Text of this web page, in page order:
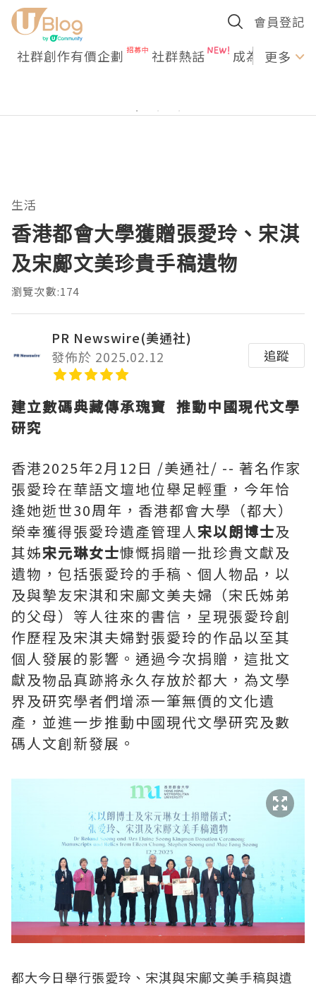
會員登記
社群創作有價企劃 社群熱話 成為U更多
生活
香港都會大學獲贈張愛玲、宋淇
及宋鄺文美珍貴手稿遺物
瀏覽次數:174
PR Newswire(美通社)
發佈於 2025.02.12
追蹤
建立數碼典藏傳承瑰寶 推動中國現代文學
研究
香港2025年2月12日 /美通社/ -- 著名作家
張愛玲在華語文壇地位舉足輕重，今年恰
逢她逝世30周年，香港都會大學（都大）
榮幸獲得張愛玲遺產管理人宋以朗博士及
其姊宋元琳女士慷慨捐贈一批珍貴文獻及
遺物，包括張愛玲的手稿、個人物品，以
及與摯友宋淇和宋鄺文美夫婦（宋氏姊弟
的父母）等人往來的書信，呈現張愛玲創
作歷程及宋淇夫婦對張愛玲的作品以至其
個人發展的影響。通過今次捐贈，這批文
獻及物品真跡將永久存放於都大，為文學
界及研究學者們增添一筆無價的文化遺
產，並進一步推動中國現代文學研究及數
碼人文創新發展。
都大今日舉行張愛玲、宋淇與宋鄺文美手稿與遺